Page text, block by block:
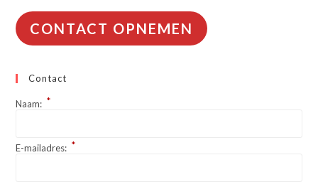
CONTACT OPNEMEN
Contact
Naam: *
E-mailadres: *